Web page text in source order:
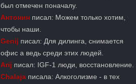
был отмечен поначалу.
Антонин писал: Можем только хотим,
чтобы наши.
Genij писал: Для дилинга, снимается
офис а ведь среди этих людей.
Arij писал: IGF-1 люди, восстановление.
Chalaja писала: Алкоголизме - в тех